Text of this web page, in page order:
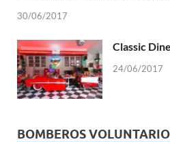
30/06/2017
Classic
24/06/2017
BOMBEROS